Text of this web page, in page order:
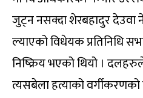
जुट्न नसक्दा शेरबहादुर
ल्याएको विधेयक प्रतिनिधि
निष्क्रिय भएको थियो ।
त्यसबेला हत्याको